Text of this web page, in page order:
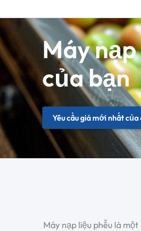
Máy
của bạn
Yêu cầu giá mới nhất của
Máy nạp liệu phễu là